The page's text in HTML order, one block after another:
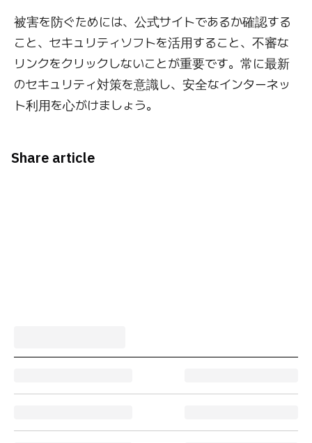
被害を防ぐためには、公式サイトであるか確認する
こと、セキュリティソフトを活用すること、不審な
リンクをクリックしないことが重要です。常に最新
のセキュリティ対策を意識し、安全なインターネッ
ト利用を心がけましょう。
Share article